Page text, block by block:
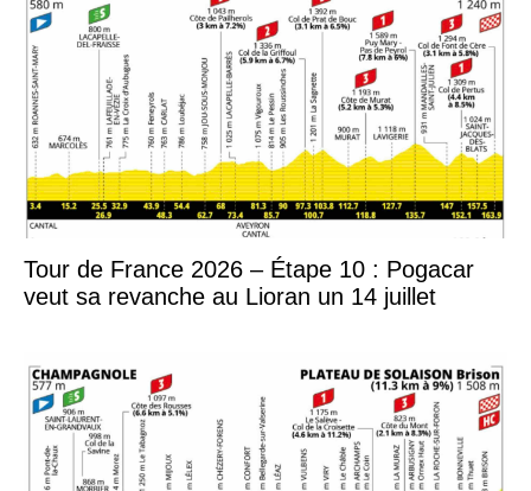
Tour de France 2026 – Étape 10 : Pogacar
veut sa revanche au Lioran un 14 juillet